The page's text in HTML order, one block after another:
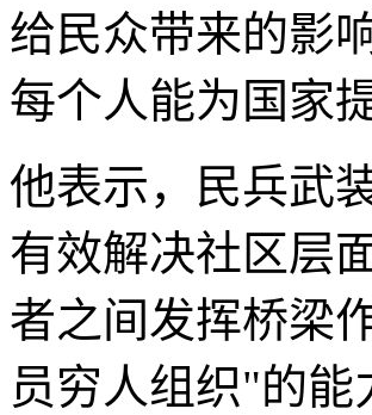
给民众带来的影
每个人能为国家
他表示，民兵武
有效解决社区层
者之间发挥桥梁
员穷人组织"的能